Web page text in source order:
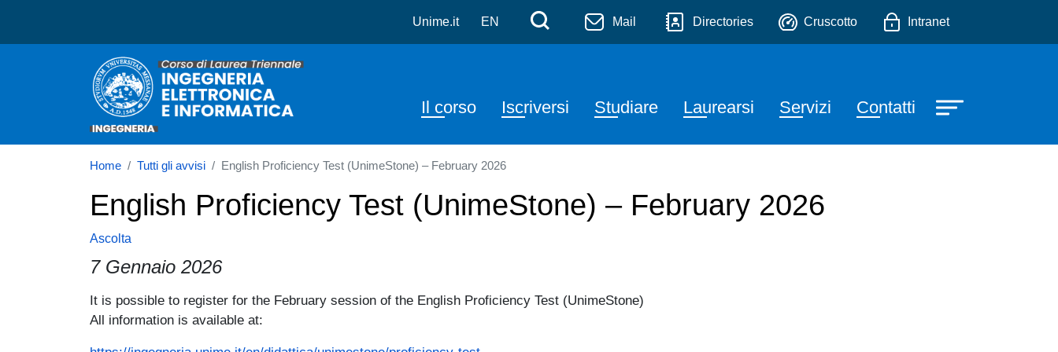
Salta al contenuto principale
Corso di laurea in Ingegneria Elettronica e Informatica
Unime.it EN Menù di servizio
Cerca Mail Directories Cruscotto Intranet
Navigazione principale
Il corso Iscriversi Studiare Laurearsi Servizi Contatti
Home Tutti gli avvisi English Proficiency Test (UnimeStone) – February 2026
English Proficiency Test (UnimeStone) – February 2026
Ascolta
7 Gennaio 2026
It is possible to register for the February session of the English Proficiency Test (UnimeStone)
Paragrafo
All information is available at: